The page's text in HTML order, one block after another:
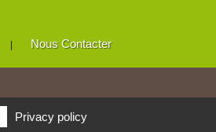
| Nous Contacter
Privacy policy